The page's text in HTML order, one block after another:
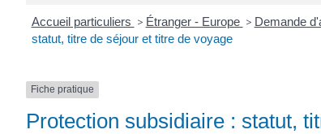
HIPPOLYTE
(17430)
Accueil particuliers > Étranger - Europe > Demande
statut, titre de séjour et titre de voyage
Fiche pratique
Protection subsidiaire : statut,